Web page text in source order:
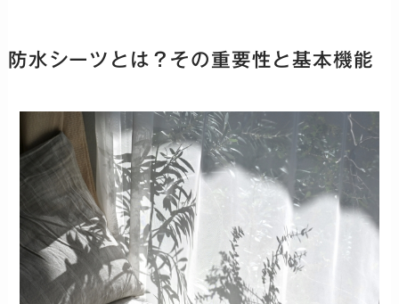
防水シーツとは？その重要性と基本機能